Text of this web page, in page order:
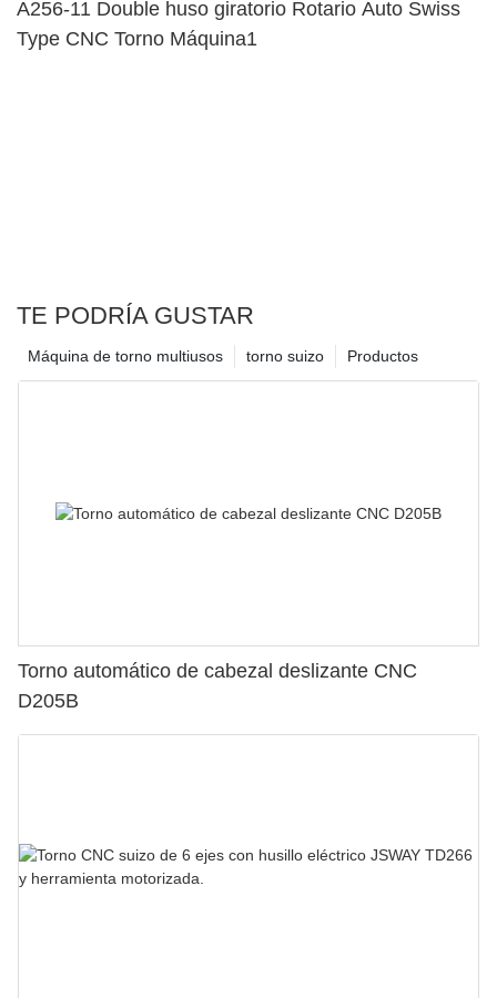
A256-11 Double huso giratorio Rotario Auto Swiss
Type CNC Torno Máquina1
TE PODRÍA GUSTAR
Productos
torno suizo
Máquina de torno multiusos
Torno automático de cabezal deslizante CNC
D205B